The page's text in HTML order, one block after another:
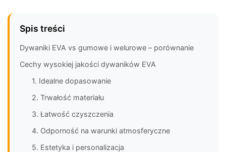
Spis treści
Dywaniki EVA vs gumowe i welurowe – porównanie
Cechy wysokiej jakości dywaników EVA
1. Idealne dopasowanie
2. Trwałość materiału
3. Łatwość czyszczenia
4. Odporność na warunki atmosferyczne
5. Estetyka i personalizacja